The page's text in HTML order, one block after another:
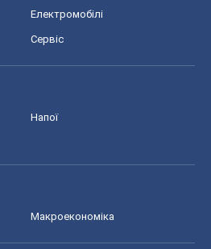
Електромобілі
Сервіс
Напої
Макроекономіка